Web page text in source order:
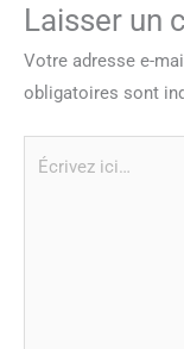
Laisser un
Votre adresse e-
obligatoires sont